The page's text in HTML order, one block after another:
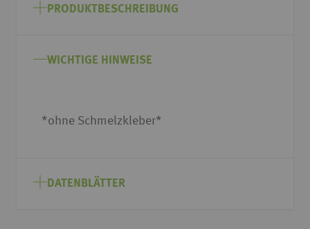
Anfang
springen
PRODUKTBESCHREIBUNG
WICHTIGE HINWEISE
*ohne Schmelzkleber*
DATENBLÄTTER